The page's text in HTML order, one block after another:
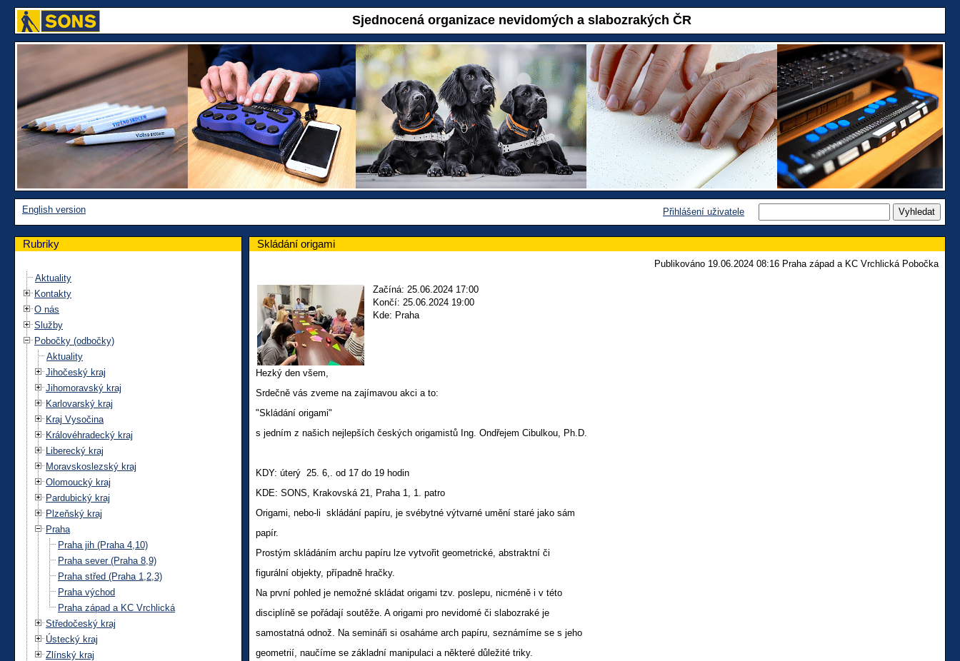
Sjednocená organizace nevidomých a slabozrakých ČR
English version Přihlášení uživatele
Rubriky
Aktuality
Kontakty
O nás
Služby
Pobočky (odbočky)
Aktuality
Jihočeský kraj
Jihomoravský kraj
Karlovarský kraj
Kraj Vysočina
Královéhradecký kraj
Liberecký kraj
Moravskoslezský kraj
Olomoucký kraj
Pardubický kraj
Plzeňský kraj
Praha
Praha jih (Praha 4,10)
Praha sever (Praha 8,9)
Praha střed (Praha 1,2,3)
Praha východ
Praha západ a KC Vrchlická
Středočeský kraj
Ústecký kraj
Zlínský kraj
Skládání origami
Publikováno 19.06.2024 08:16 Praha západ a KC Vrchlická Pobočka
Začíná: 25.06.2024 17:00
Končí: 25.06.2024 19:00
Kde: Praha
Hezký den všem,
Srdečně vás zveme na zajímavou akci a to:
"Skládání origami"
s jedním z našich nejlepších českých origamistů Ing. Ondřejem Cibulkou, Ph.D.
KDY: úterý 25. 6,. od 17 do 19 hodin
KDE: SONS, Krakovská 21, Praha 1, 1. patro
Origami, nebo-li skládání papíru, je svébytné výtvarné umění staré jako sám
papír.
Prostým skládáním archu papíru lze vytvořit geometrické, abstraktní či
figurální objekty, případně hračky.
Na první pohled je nemožné skládat origami tzv. poslepu, nicméně i v této
disciplíně se pořádají soutěže. A origami pro nevidomé či slabozraké je
samostatná odnož. Na semináři si osaháme arch papíru, seznámíme se s jeho
geometrií, naučíme se základní manipulaci a některé důležité triky.